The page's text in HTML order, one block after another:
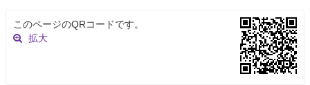
このページのQRコードです。
拡大